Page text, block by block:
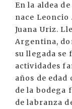
En la aldea
nace
Juana Uriz.
Argentina,
su llegada se
actividades
años de
de la bodega
de labranza